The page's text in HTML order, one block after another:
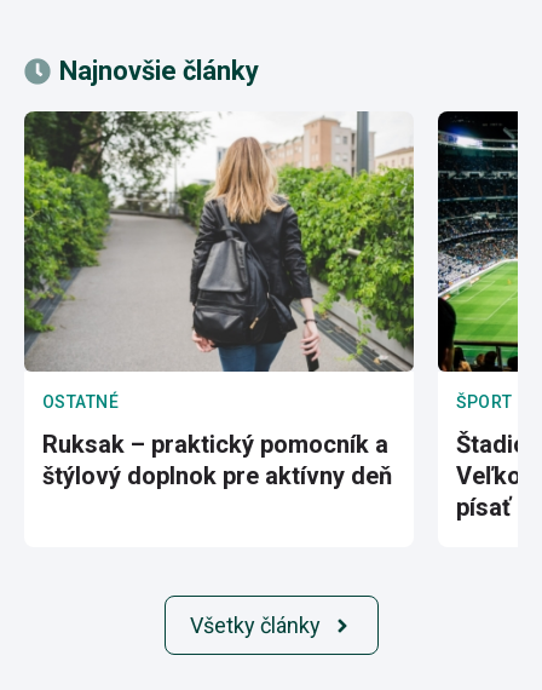
Najnovšie články
OSTATNÉ
Ruksak – praktický pomocník a
štýlový doplnok pre aktívny deň
ŠPORT
písať
Všetky články